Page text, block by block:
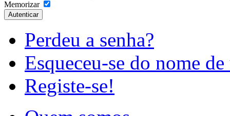
Memorizar
Autenticar
Perdeu a senha?
Esqueceu-se do nome
Registe-se!